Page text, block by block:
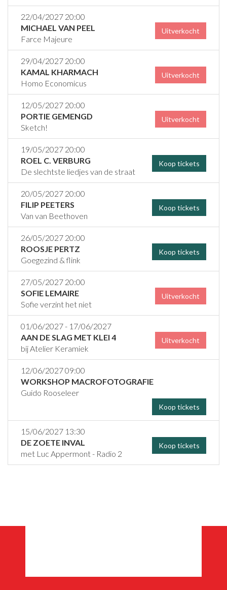
22/04/2027 20:00
MICHAEL VAN PEEL
Farce Majeure
Uitverkocht
29/04/2027 20:00
KAMAL KHARMACH
Homo Economicus
Uitverkocht
12/05/2027 20:00
PORTIE GEMENGD
Sketch!
Uitverkocht
19/05/2027 20:00
ROEL C. VERBURG
De slechtste liedjes van de straat
Koop tickets
20/05/2027 20:00
FILIP PEETERS
Van van Beethoven
Koop tickets
26/05/2027 20:00
ROOSJE PERTZ
Goegezind & flink
Koop tickets
27/05/2027 20:00
SOFIE LEMAIRE
Sofie verzint het niet
Uitverkocht
01/06/2027 - 17/06/2027
AAN DE SLAG MET KLEI 4
bij Atelier Keramiek
Uitverkocht
12/06/2027 09:00
WORKSHOP MACROFOTOGRAFIE
Guido Rooseleer
Koop tickets
15/06/2027 13:30
DE ZOETE INVAL
met Luc Appermont - Radio 2
Koop tickets